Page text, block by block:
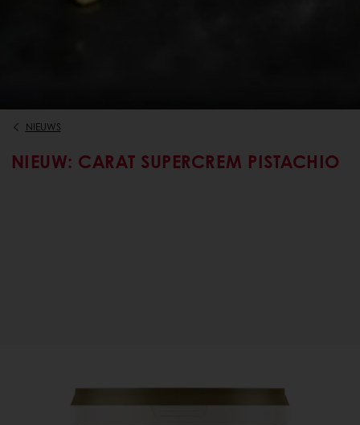
NIEUWS
NIEUW: CARAT SUPERCREM PISTACHIO